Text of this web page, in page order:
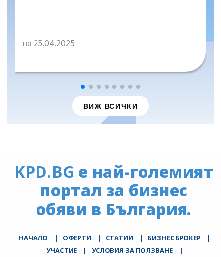
на 25.04.2025
ВИЖ ВСИЧКИ
KPD.BG е най-големият
портал за бизнес
обяви в България.
НАЧАЛО | ОФЕРТИ | СТАТИИ | БИЗНЕС БРОКЕР
|
УЧАСТИЕ
| УСЛОВИЯ ЗА ПОЛЗВАНЕ |